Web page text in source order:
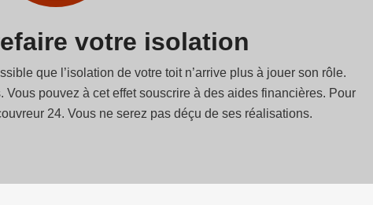
votre isolation
que l’isolation de votre toit n’arrive plus à jouer son rôle.
pouvez à cet effet souscrire à des aides financières. Pour
24. Vous ne serez pas déçu de ses réalisations.